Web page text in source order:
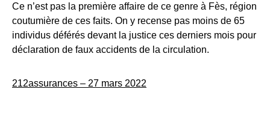
Ce n’est pas la première affaire de ce genre à Fès, région
coutumière de ces faits. On y recense pas moins de 65
individus déférés devant la justice ces derniers mois pour
déclaration de faux accidents de la circulation.
212assurances – 27 mars 2022